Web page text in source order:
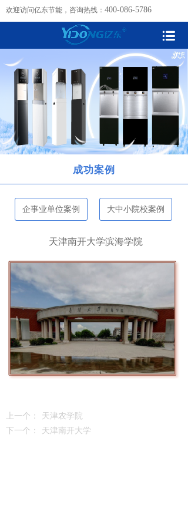
欢迎访问亿东节能，咨询热线： 400-086-5786
成功案例
大中小院校案例
企事业单位案例
天津南开大学滨海学院
上一个：
天津农学院
下一个：
天津南开大学